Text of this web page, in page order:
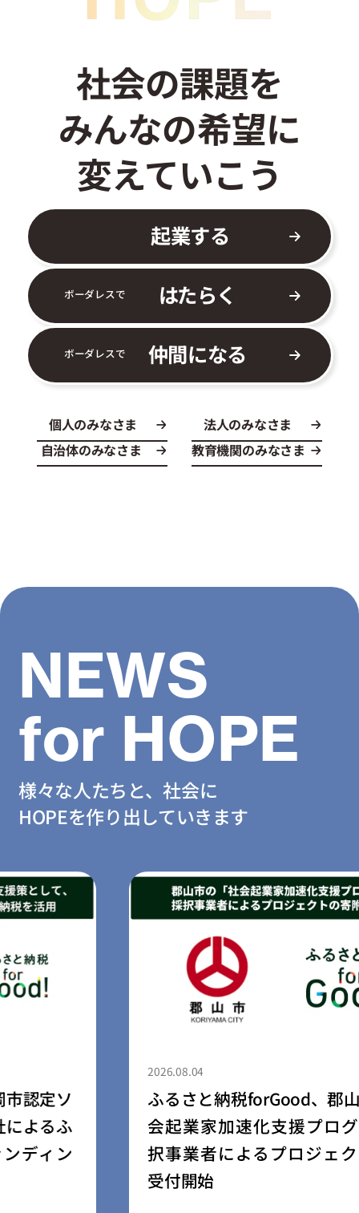
社会の課題を
みんなの希望に
変えていこう
起業する
ボーダレスで はたらく
ボーダレスで 仲間になる
個人のみなさま
法人のみなさま
自治体のみなさま
教育機関のみなさま
NEWS
for HOPE
様々な人たちと、社会に
HOPEを作り出していきます
ふるさと納税forGood、郡山市の「社
会起業家加速化支援プログラム」採
択事業者によるプロジェクトの寄附